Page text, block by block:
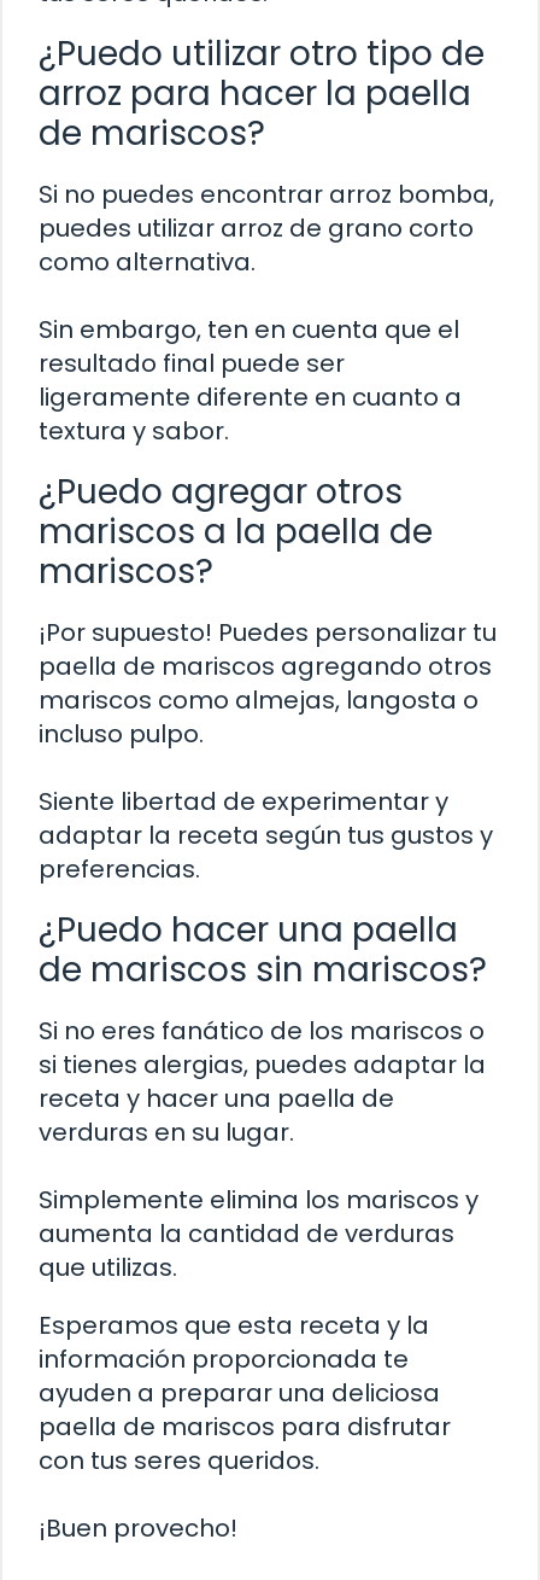
¿Puedo utilizar otro tipo de
arroz para hacer la paella
de mariscos?
Si no puedes encontrar arroz bomba,
puedes utilizar arroz de grano corto
como alternativa.
Sin embargo, ten en cuenta que el
resultado final puede ser
ligeramente diferente en cuanto a
textura y sabor.
¿Puedo agregar otros
mariscos a la paella de
mariscos?
¡Por supuesto! Puedes personalizar tu
paella de mariscos agregando otros
mariscos como almejas, langosta o
incluso pulpo.
Siente libertad de experimentar y
adaptar la receta según tus gustos y
preferencias.
¿Puedo hacer una paella
de mariscos sin mariscos?
Si no eres fanático de los mariscos o
si tienes alergias, puedes adaptar la
receta y hacer una paella de
verduras en su lugar.
Simplemente elimina los mariscos y
aumenta la cantidad de verduras
que utilizas.
Esperamos que esta receta y la
información proporcionada te
ayuden a preparar una deliciosa
paella de mariscos para disfrutar
con tus seres queridos.
¡Buen provecho!